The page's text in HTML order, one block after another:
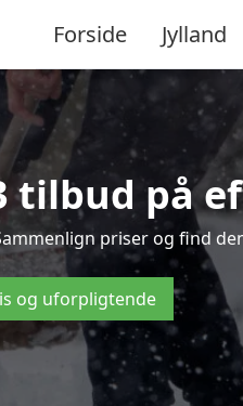
Forside Jylland
tilbud på
priser og find
og uforpligtende